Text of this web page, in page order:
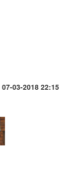
07-03-2018 22:15